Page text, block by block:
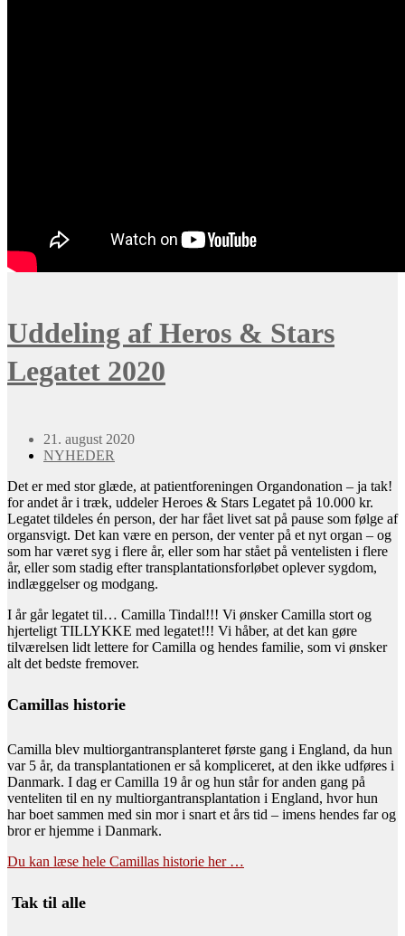
Uddeling af Heros & Stars
Legatet 2020
21. august 2020
NYHEDER
Det er med stor glæde, at patientforeningen Organdonation – ja tak!
for andet år i træk, uddeler Heroes & Stars Legatet på 10.000 kr.
Legatet tildeles én person, der har fået livet sat på pause som følge af
organsvigt. Det kan være en person, der venter på et nyt organ – og
som har været syg i flere år, eller som har stået på ventelisten i flere
år, eller som stadig efter transplantationsforløbet oplever sygdom,
indlæggelser og modgang.
I år går legatet til… Camilla Tindal!!! Vi ønsker Camilla stort og
hjerteligt TILLYKKE med legatet!!! Vi håber, at det kan gøre
tilværelsen lidt lettere for Camilla og hendes familie, som vi ønsker
alt det bedste fremover.
Camillas historie
Camilla blev multiorgantransplanteret første gang i England, da hun
var 5 år, da transplantationen er så kompliceret, at den ikke udføres i
Danmark. I dag er Camilla 19 år og hun står for anden gang på
venteliten til en ny multiorgantransplantation i England, hvor hun
har boet sammen med sin mor i snart et års tid – imens hendes far og
bror er hjemme i Danmark.
Du kan læse hele Camillas historie her …
Tak til alle